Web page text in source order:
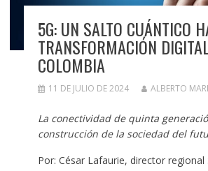
5G: UN SALTO CUÁNTICO
TRANSFORMACIÓN
COLOMBIA
11 DE JULIO DE 2024 ALBERTO
La conectividad de quinta
construcción de la sociedad del
Por: César Lafaurie, director regional